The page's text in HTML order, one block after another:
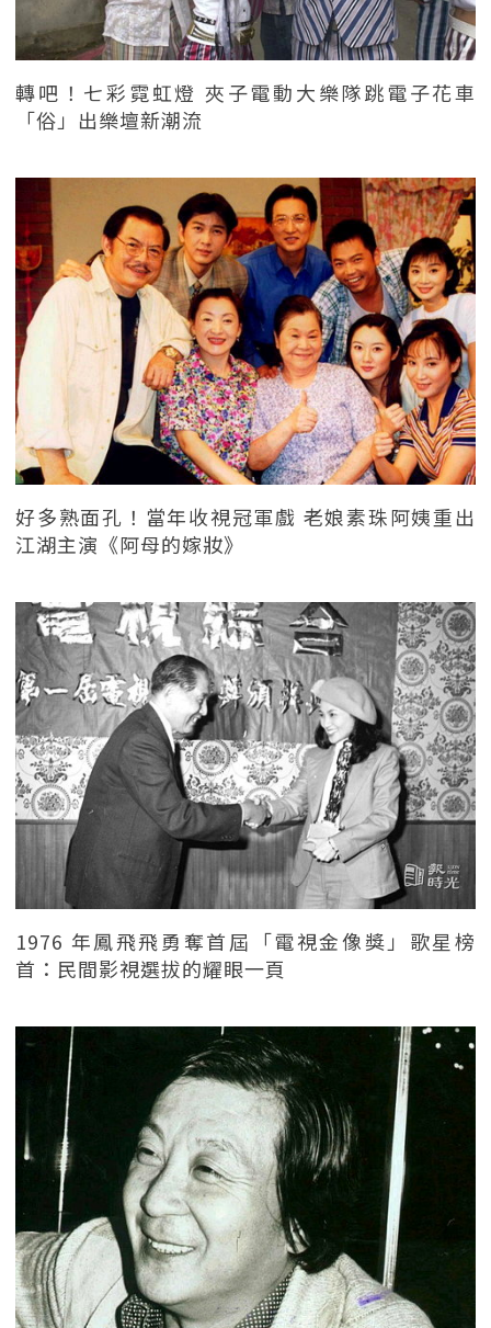
轉吧！七彩霓虹燈 夾子電動大樂隊跳電子花車
「俗」出樂壇新潮流
好多熟面孔！當年收視冠軍戲 老娘素珠阿姨重出
江湖主演《阿母的嫁妝》
1976 年鳳飛飛勇奪首屆「電視金像獎」歌星榜
首：民間影視選拔的耀眼一頁